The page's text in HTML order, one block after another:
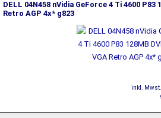
DELL 04N458 nVidia GeForce 4 Ti 4600 P83
Retro AGP 4x* g823
inkl. Mwst.